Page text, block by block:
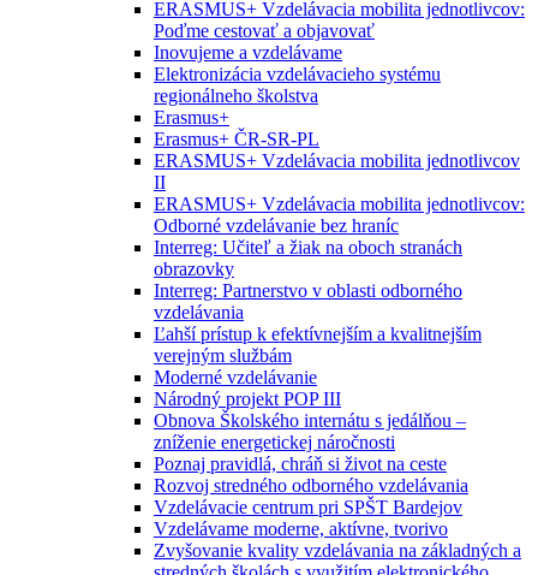
ERASMUS+ Vzdelávacia mobilita jednotlivcov:
Poďme cestovať a objavovať
Inovujeme a vzdelávame
Elektronizácia vzdelávacieho systému
regionálneho školstva
Erasmus+
Erasmus+ ČR-SR-PL
ERASMUS+ Vzdelávacia mobilita jednotlivcov
II
ERASMUS+ Vzdelávacia mobilita jednotlivcov:
Odborné vzdelávanie bez hraníc
Interreg: Učiteľ a žiak na oboch stranách
obrazovky
Interreg: Partnerstvo v oblasti odborného
vzdelávania
Ľahší prístup k efektívnejším a kvalitnejším
verejným službám
Moderné vzdelávanie
Národný projekt POP III
Obnova Školského internátu s jedálňou –
zníženie energetickej náročnosti
Poznaj pravidlá, chráň si život na ceste
Rozvoj stredného odborného vzdelávania
Vzdelávacie centrum pri SPŠT Bardejov
Vzdelávame moderne, aktívne, tvorivo
Zvyšovanie kvality vzdelávania na základných a